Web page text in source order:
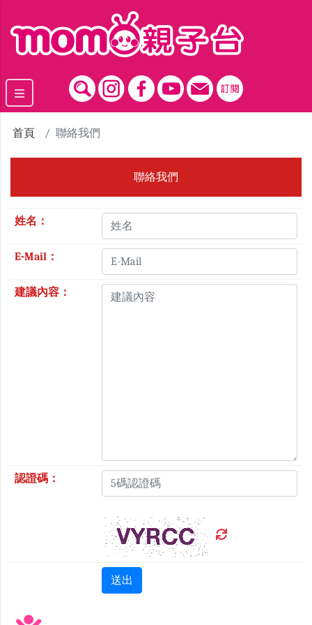
首頁 聯絡我們
聯絡我們
姓名：
E-Mail：
建議內容：
認證碼：
送出